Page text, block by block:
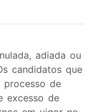
adiada ou
candidatos que
processo de
excesso de